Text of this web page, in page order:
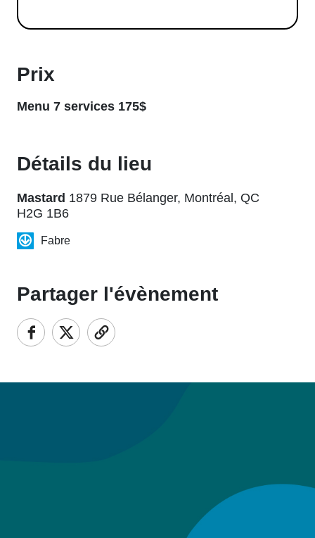
Prix
Menu 7 services 175$
Détails du lieu
Mastard 1879 Rue Bélanger, Montréal, QC
H2G 1B6
Fabre
Partager l'évènement